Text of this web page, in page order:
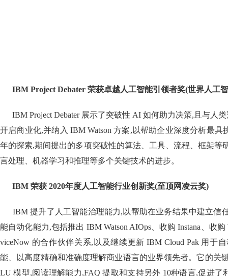
IBM Project Debater 荣获卓越人工智能引领者奖(世界人工
IBM Project Debater 展示了突破性 AI 如何助力决策,且与人
开启商业化,并纳入 IBM Watson 方案,以帮助企业深度分析最
年的探索,期间提出的多项突破性的算法、工具、流程、框架等
言处理、机器学习和推理等多个关键技术的进步。
IBM 荣获 2020年度人工智能行业创新奖(至顶网凌云奖)
IBM 提升了人工智能治理能力,以帮助在业务结果中建立信
能自动化能力,包括推出 IBM Watson AIOps、收购 Instana、收购
viceNow 的合作伙伴关系,以及继续更新 IBM Cloud Pak 用于
能、以高度精确和准确度理解商业语言的业界领先者。它的关
LU 模型,阅读理解能力,FAQ 提取和支持另外 10种语言,促进了